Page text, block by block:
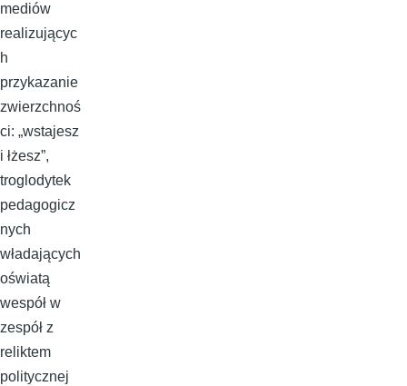
mediów
realizującyc
h
przykazanie
zwierzchnoś
ci: „wstajesz
i łżesz”,
troglodytek
pedagogicz
nych
władających
oświatą
wespół w
zespół z
reliktem
politycznej